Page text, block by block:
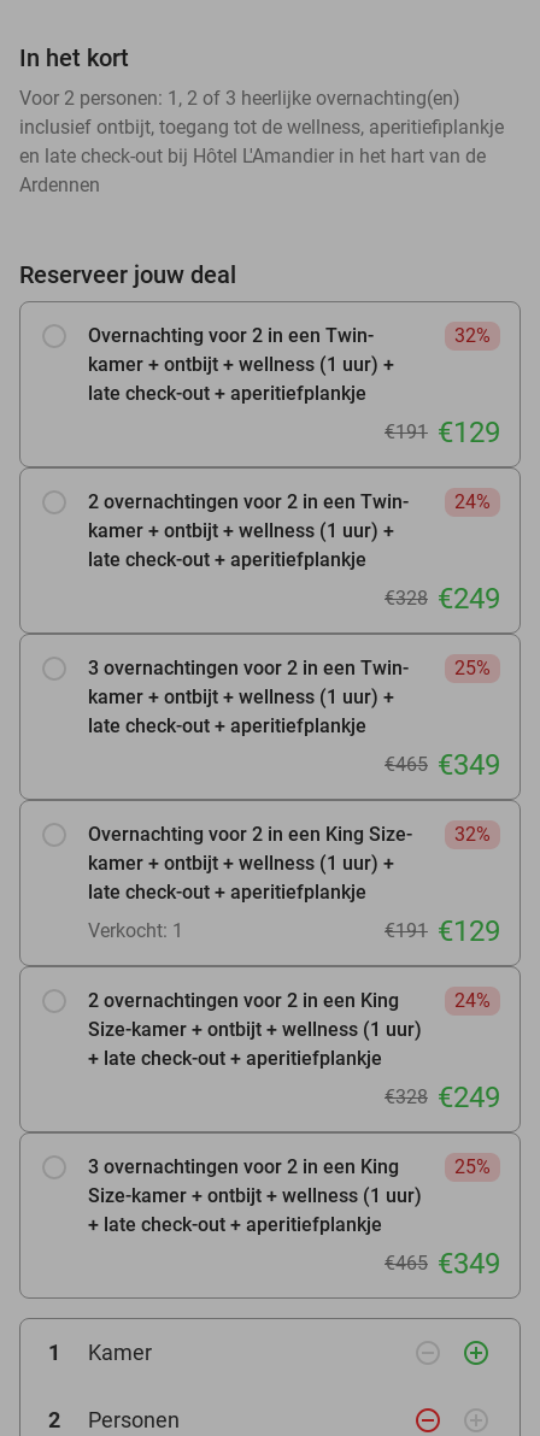
In het kort
Voor 2 personen: 1, 2 of 3 heerlijke overnachting(en)
inclusief ontbijt, toegang tot de wellness, aperitiefiplankje
en late check-out bij Hôtel L'Amandier in het hart van de
Ardennen
Reserveer jouw deal
Overnachting voor 2 in een Twin-
kamer + ontbijt + wellness (1 uur) +
late check-out + aperitiefplankje
32%
€191 €129
2 overnachtingen voor 2 in een Twin-
kamer + ontbijt + wellness (1 uur) +
late check-out + aperitiefplankje
24%
€328 €249
3 overnachtingen voor 2 in een Twin-
kamer + ontbijt + wellness (1 uur) +
late check-out + aperitiefplankje
25%
€465 €349
Overnachting voor 2 in een King Size-
kamer + ontbijt + wellness (1 uur) +
late check-out + aperitiefplankje
32%
Verkocht: 1 €191 €129
2 overnachtingen voor 2 in een King
Size-kamer + ontbijt + wellness (1 uur)
+ late check-out + aperitiefplankje
24%
€328 €249
3 overnachtingen voor 2 in een King
Size-kamer + ontbijt + wellness (1 uur)
+ late check-out + aperitiefplankje
25%
€465 €349
1 Kamer remove_circle_outline add_circle_outline
2 Personen remove_circle_outline add_circle_outline